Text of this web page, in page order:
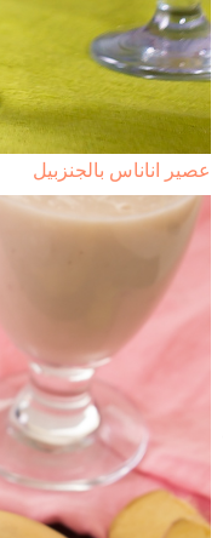
عصير اناناس بالجنزبيل